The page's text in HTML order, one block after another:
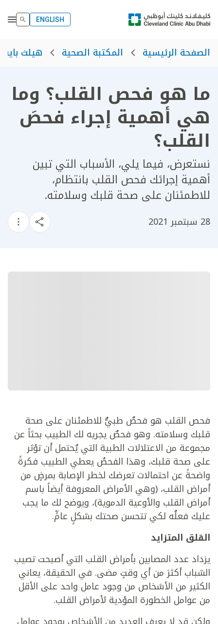
ENGLISH
الصفحة الرئيسية المكتبة الصحية هيلث بايت
ما هو فحص القلب؟ وما
هي أهمية إجراء فحصَ
القلب؟
نستعرض، فيما يلي، الأسباب التي تبين
أهمية إجرائك فحص القلب بانتظام،
للاطمئنان على صحة قلبك وسلامته.
28 سبتمبر 2021
فحص القلب هو فحصٌ طبيٌّ للاطمئنان على صحة
قلبك وسلامته. وهو فحصٌ يجريه لك الطبيب بحثاً عن
مجموعة من الاعتلالات الطبية التي يُحتمل أن تؤثر
على صحة قلبك، وهذا الفحصُ يعطي الطبيب فكرةً
واضحةً عن احتمالات تعرضك لخطر الإصابة بمرضٍ من
أمراض القلب، (وهي الأمراض المعروفة أيضاً باسم
أمراض القلب والأوعية الدموية)، ويوضح لك ما يجب
عليك فعلُه لكي تتحسن صحتك بشكلٍ عامٍّ.
القلق المتزايد
يزداد عدد المصابين بأمراض القلب التي أصبحت تصيب
الشباب أكثرَ من أي وقتٍ مضى. في الحقيقة، يعاني
الكثير من الأشخاص من وجود عامل واحد على الأقل
من عوامل الخطورة المؤدية لأمراض القلب.